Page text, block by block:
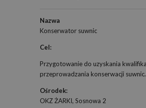
Nazwa
Konserwator suwnic
Cel:
Przygotowanie do uzyskania
przeprowadzania konserwacji suwnic.
Ośrodek:
OKZ ŻARKI, Sosnowa 2